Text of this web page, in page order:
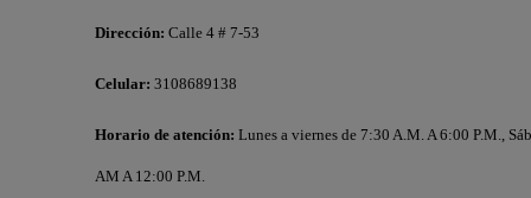
Dirección: Calle 4 # 7-53
Celular: 3108689138
Horario de atención: Lunes a viernes de 7:30 A.M. A 6:00 P.M.,
AM A 12:00 P.M.